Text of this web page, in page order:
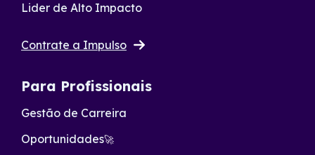
Lider de Alto Impacto
Contrate a Impulso
Para Profissionais
Gestão de Carreira
Oportunidades🚀